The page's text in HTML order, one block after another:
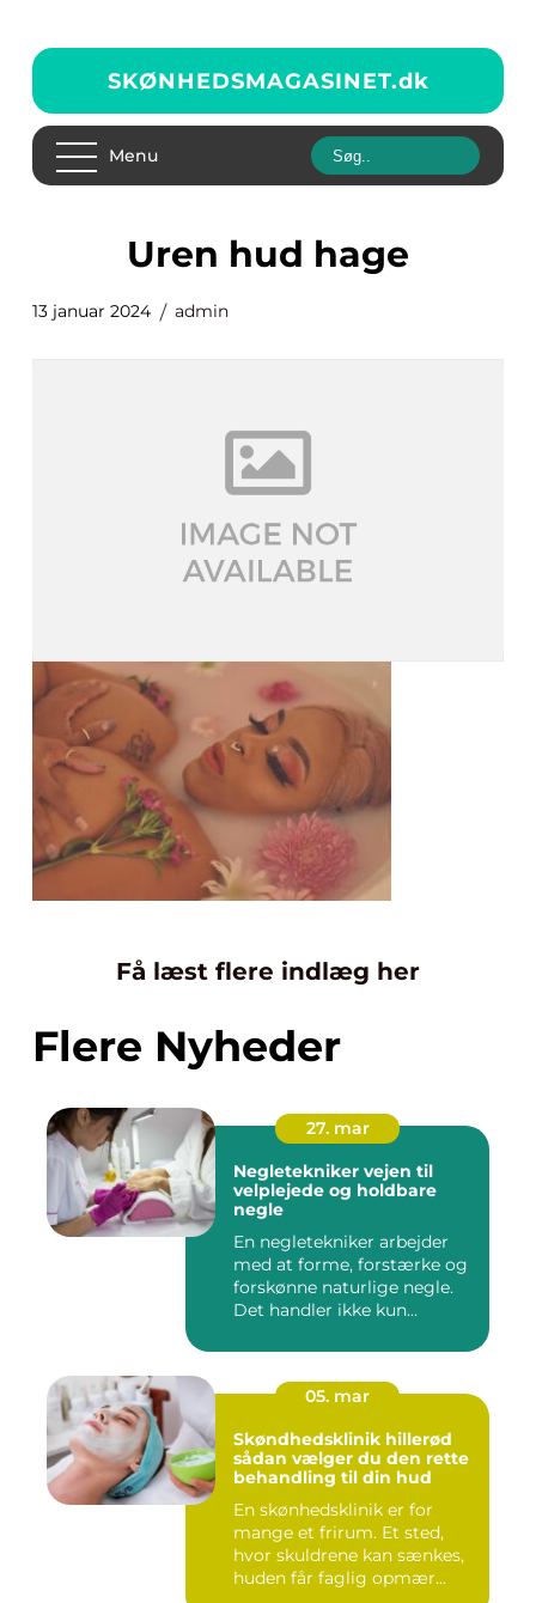
SKØNHEDSMAGASINET.dk
Menu
uren hud hage
13 januar 2024 admin
Få læst flere indlæg her
Flere Nyheder
27. mar
Negletekniker vejen til
velplejede og holdbare
negle
En negletekniker arbejder
med at forme, forstærke og
forskønne naturlige negle.
Det handler ikke kun...
05. mar
Skøndhedsklinik hillerød
sådan vælger du den rette
behandling til din hud
En skønhedsklinik er for
mange et frirum. Et sted,
hvor skuldrene kan sænkes,
huden får faglig opmær...